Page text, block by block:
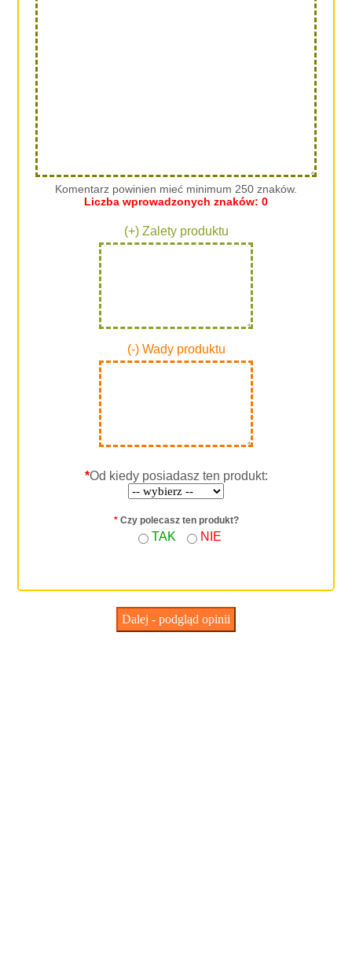
Komentarz powinien mieć minimum 250 znaków.
Liczba wprowadzonych znaków: 0
(+) Zalety produktu
(-) Wady produktu
*Od kiedy posiadasz ten produkt:
*Czy polecasz ten produkt?
TAK NIE